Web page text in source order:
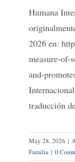
Humana
2026 en:
measure-of-
and-
traducción
May 28, 2026 |
Familia | 0